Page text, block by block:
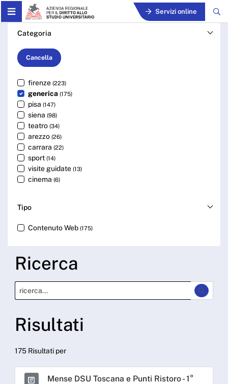
Skip to Main Content Servizi online
Cerca - ARDSU
Categoria
Cancella
firenze (223)
generica (175)
pisa (147)
siena (98)
teatro (34)
arezzo (26)
carrara (22)
sport (14)
visite guidate (13)
cinema (6)
Tipo
Contenuto Web (175)
Ricerca
Risultati
175 Risultati per
Mense DSU Toscana e Punti Ristoro - 1°